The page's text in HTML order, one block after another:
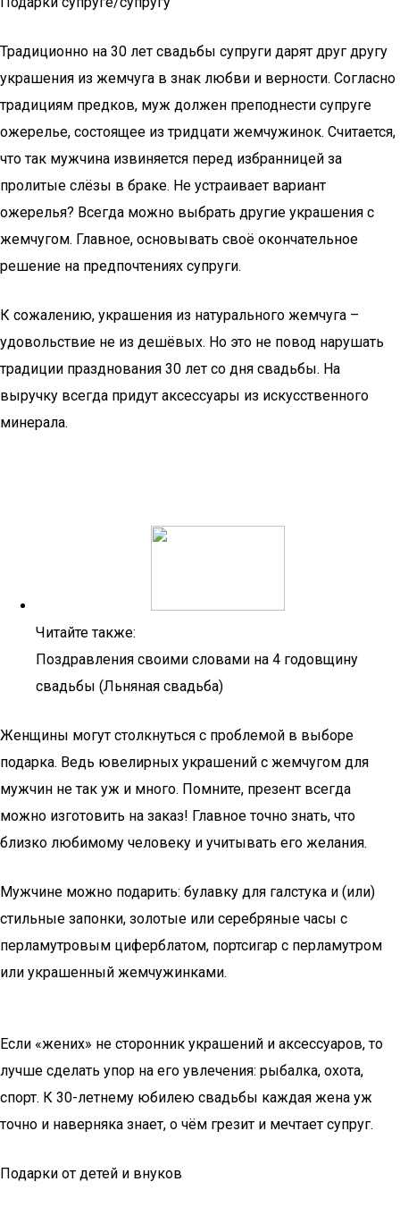
Традиционно на 30 лет свадьбы супруги дарят друг другу
украшения из жемчуга в знак любви и верности. Согласно
традициям предков, муж должен преподнести супруге
ожерелье, состоящее из тридцати жемчужинок. Считается,
что так мужчина извиняется перед избранницей за
пролитые слёзы в браке. Не устраивает вариант
ожерелья? Всегда можно выбрать другие украшения с
жемчугом. Главное, основывать своё окончательное
решение на предпочтениях супруги.
К сожалению, украшения из натурального жемчуга –
удовольствие не из дешёвых. Но это не повод нарушать
традиции празднования 30 лет со дня свадьбы. На
выручку всегда придут аксессуары из искусственного
минерала.
Читайте также:
Поздравления своими словами на 4 годовщину
свадьбы (Льняная свадьба)
Женщины могут столкнуться с проблемой в выборе
подарка. Ведь ювелирных украшений с жемчугом для
мужчин не так уж и много. Помните, презент всегда
можно изготовить на заказ! Главное точно знать, что
близко любимому человеку и учитывать его желания.
Мужчине можно подарить: булавку для галстука и (или)
стильные запонки, золотые или серебряные часы с
перламутровым циферблатом, портсигар с перламутром
или украшенный жемчужинками.
Если «жених» не сторонник украшений и аксессуаров, то
лучше сделать упор на его увлечения: рыбалка, охота,
спорт. К 30-летнему юбилею свадьбы каждая жена уж
точно и наверняка знает, о чём грезит и мечтает супруг.
Подарки от детей и внуков